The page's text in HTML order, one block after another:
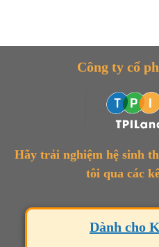
Công ty cổ
Hãy trải nghiệm hệ sinh
tôi qua các
Dành cho